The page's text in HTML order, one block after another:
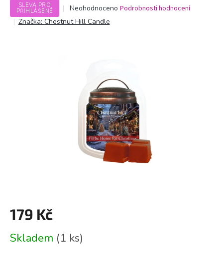
SLEVA PRO
PŘIHLÁŠENÉ
Průměrné
hodnocení
produktu
Neohodnoceno Podrobnosti hodnocení
Značka: Chestnut Hill Candle
179 Kč
cena:
Skladem (1 ks)